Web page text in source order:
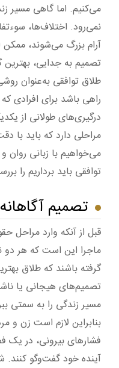
می‌کنیم. اما گاهی مسیر
نمی‌رود. اختلاف‌ها،
آرام بزرگ می‌شوند، ممکن
تصمیم به جدایی، بهترین
طلاق توافقی به‌عنوان
راهی باشد برای افرادی
درگیری‌های طولانی از
مراحلی دارد که باید با
می‌خواهیم با زبانی روان
توافقی باید برداریم را
تصمیم
قبل از آنکه وارد مراحل
ماجرا این است که هر دو
گرفته باشند که طلاق
تصمیم‌های هیجانی یا
مسیر زندگی را به سمتی
بنابراین لازم است زن و
فشارهای بیرونی، در یک
آینده خود گفت‌وگو